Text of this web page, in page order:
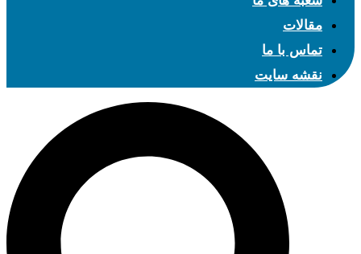
مقالات
تماس با ما
نقشه سایت